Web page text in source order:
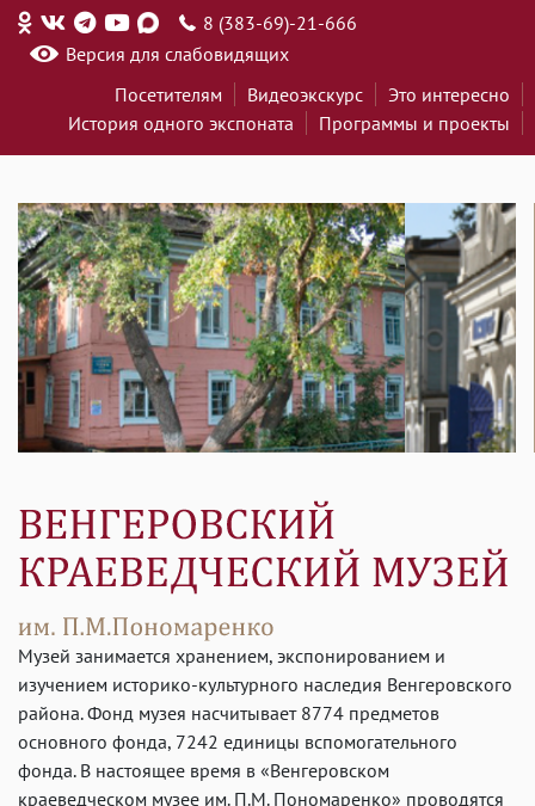
8 (383-69)-21-666
Версия для слабовидящих
Посетителям
Видеоэкскурс
Это интересно
История одного экспоната
Программы и проекты
Музей занимается хранением, экспонированием и
изучением историко-культурного наследия Венгеровского
района. Фонд музея насчитывает 8774 предметов
основного фонда, 7242 единицы вспомогательного
фонда. В настоящее время в «Венгеровском
краеведческом музее им. П.М. Пономаренко» проводятся